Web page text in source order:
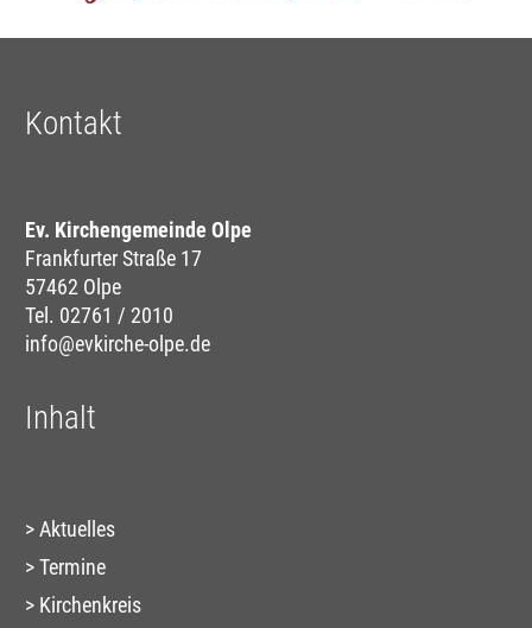
Kontakt
Ev. Kirchengemeinde Olpe
Frankfurter Straße 17
57462 Olpe
Tel. 02761 / 2010
info@evkirche-olpe.de
Inhalt
Aktuelles
Termine
Kirchenkreis